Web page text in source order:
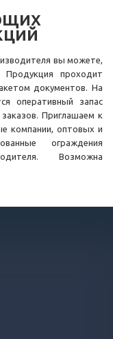
вы можете,
проходит
документов. На
оперативный запас
Приглашаем к
компании, оптовых и
ограждения
Возможна